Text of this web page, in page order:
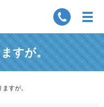
すが。
すが。